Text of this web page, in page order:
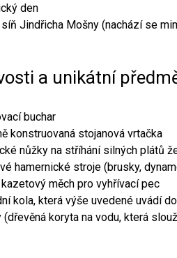
den
Jindřicha Mošny (nachází se
a unikátní
buchar
konstruovaná stojanová vrtačka
nůžky na stříhání silných plátů
hamernické stroje (brusky,
měch pro vyhřívací pec
kola, která výše uvedené uvádí
(dřevěná koryta na vodu, která